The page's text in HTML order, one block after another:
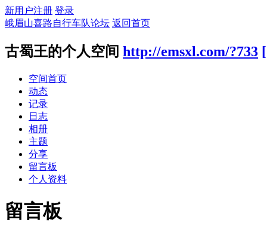
新用户注册 登录
峨眉山喜路自行车队论坛 返回首页
古蜀王的个人空间 http://emsxl.com/?733
空间首页
动态
记录
日志
相册
主题
分享
留言板
个人资料
留言板